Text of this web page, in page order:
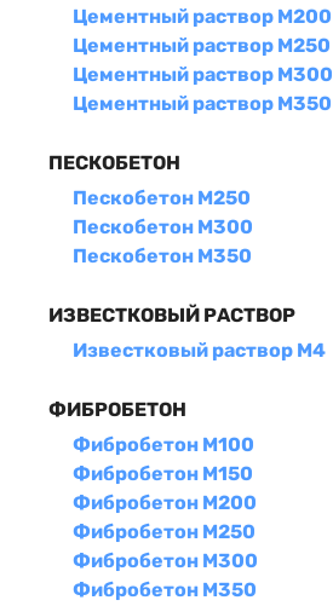
Цементный раствор М200
Цементный раствор М250
Цементный раствор М300
Цементный раствор М350
ПЕСКОБЕТОН
Пескобетон М250
Пескобетон М300
Пескобетон М350
ИЗВЕСТКОВЫЙ РАСТВОР
Известковый раствор М4
ФИБРОБЕТОН
Фибробетон М100
Фибробетон М150
Фибробетон М200
Фибробетон М250
Фибробетон М300
Фибробетон М350